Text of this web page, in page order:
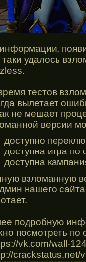
таки удалось
тестов
вылетает
не мешает
версии
доступно
доступна игра по
доступна
взломанную
нашего
подробную
посмотреть
vk.com/wall-
crackstatus.net/